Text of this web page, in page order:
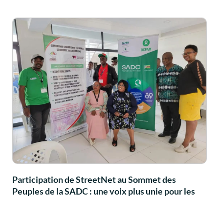
Participation de StreetNet au Sommet des
Peuples de la SADC : une voix plus unie pour les